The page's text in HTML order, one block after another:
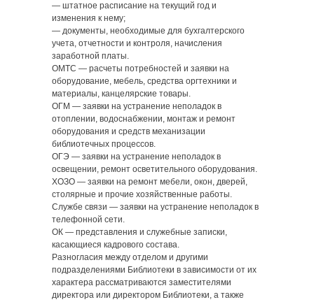
— штатное расписание на текущий год и
изменения к нему;
— документы, необходимые для бухгалтерского
учета, отчетности и контроля, начисления
заработной платы.
ОМТС — расчеты потребностей и заявки на
оборудование, мебель, средства оргтехники и
материалы, канцелярские товары.
ОГМ — заявки на устранение неполадок в
отоплении, водоснабжении, монтаж и ремонт
оборудования и средств механизации
библиотечных процессов.
ОГЭ — заявки на устранение неполадок в
освещении, ремонт осветительного оборудования.
ХОЗО — заявки на ремонт мебели, окон, дверей,
столярные и прочие хозяйственные работы.
Службе связи — заявки на устранение неполадок в
телефонной сети.
ОК — представления и служебные записки,
касающиеся кадрового состава.
Разногласия между отделом и другими
подразделениями Библиотеки в зависимости от их
характера рассматриваются заместителями
директора или директором Библиотеки, а также